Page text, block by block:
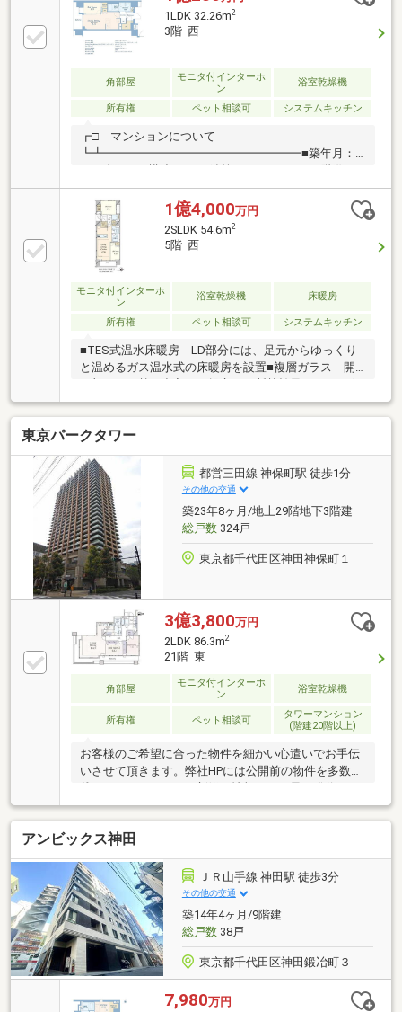
を開放し1LDKとしても使用可能です■TES式温水床暖
房(リビング・ダイニング)■雨の日も洗濯物を乾かせる
浴室暖房乾燥機有り■収納力のあるウォークインクロ
ーゼット・シューズインクローゼット・納戸
1LDK 32.26m2
3階 西
角部屋
モニタ付インターホ
ン
浴室乾燥機
所有権 ペット相談可 システムキッチン
┏□ マンションについて
┗┻━━━━━━━━━━━━━━━━━■築年月：
2019年03月■構造：RC（鉄筋コンクリート）■階数：
地上13 / 地下1階■新日鉄興和不動産の都市型マンショ
ン「LiVIO RAISON」シリーズ■24時間ゴミ捨て可能で
収集日に限らず24時間いつでもゴミ出し可能です■ペ
ット飼育可※ペット飼育細則あり■ダブルセキュリティ
システム■二重床・二重天井■複層ガラス┏□ 専有部
について┗┻━━━━━━━━━━━━━━━━━■
西向き角住戸■専有面積：32.26m2（壁芯） ■バルコニ
ー4.53m2■地上 13階建／3階 ■１LDK
1億4,000万円
2SLDK 54.6m2
5階 西
モニタ付インターホ
ン
浴室乾燥機 床暖房
所有権 ペット相談可 システムキッチン
■TES式温水床暖房 LD部分には、足元からゆっくり
と温めるガス温水式の床暖房を設置■複層ガラス 開
口部からの熱の出入りを提言する断熱効果によって光
熱費を低減し、 結露の防止にも配慮■ペット飼育
可 大切な家族の一員であるペット（犬・猫等）と一
緒に暮らせます ※ペット飼育細則あり■24時間ゴミ捨
て可能 収集日に限らず24時間いつでもゴミ出し可能
です■二重床・二重天井 メンテナンスやリフォーム
のし易い二重床・二重天井構造
東京パークタワー
都営三田線 神保町駅 徒歩1分
その他の交通
築23年8ヶ月/地上29階地下3階建
総戸数324戸
東京都千代田区神田神保町１
3億3,800万円
2LDK 86.3m2
21階 東
角部屋
モニタ付インターホ
ン
浴室乾燥機
所有権 ペット相談可
タワーマンション
(階建20階以上)
お客様のご希望に合った物件を細かい心遣いでお手伝
いさせて頂きます。弊社HPには公開前の物件を多数掲
て頂いております。お客様が納得なさるお住まいが見
つかるよう、スピード感を持って全力でサポートしま
す。売却査定・買い取りも致します。ご希望の際は、
お気軽にお問い合わせ下さい。お電話頂けると、お話
が早く進みます。
アンビックス神田
ＪＲ山手線 神田駅 徒歩3分
その他の交通
築14年4ヶ月/9階建
総戸数38戸
東京都千代田区神田鍛冶町３
7,980万円